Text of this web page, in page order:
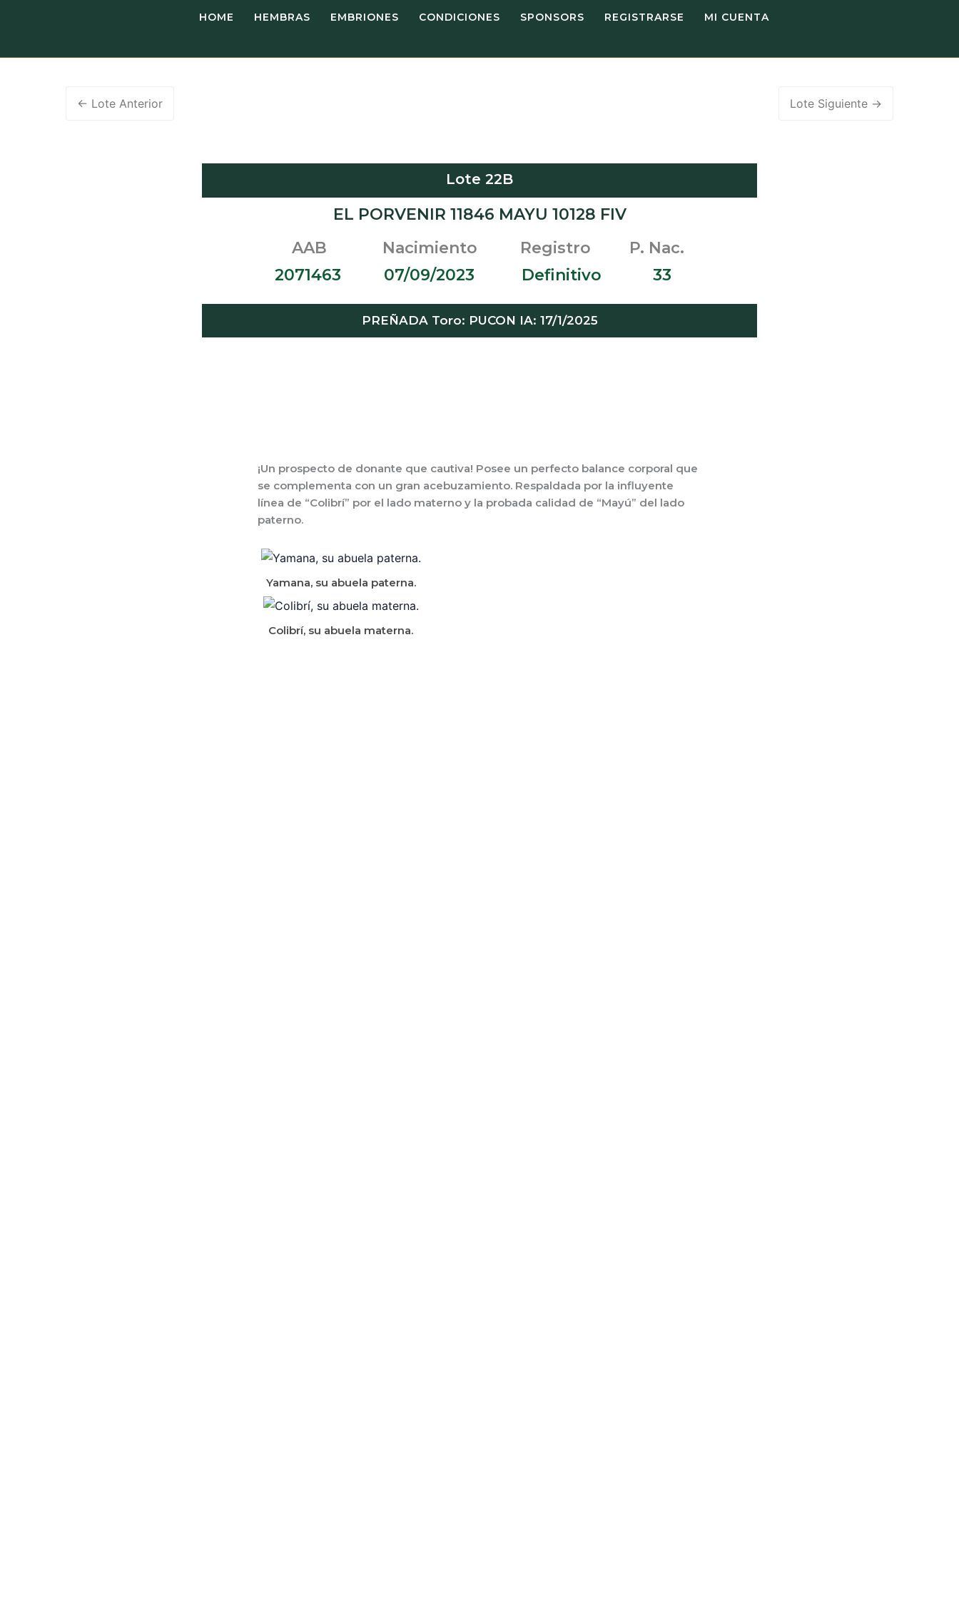
HOME HEMBRAS EMBRIONES CONDICIONES SPONSORS REGISTRARSE MI CUENTA
← Lote Anterior Lote Siguiente →
Lote 22B
EL PORVENIR 11846 MAYU 10128 FIV
AAB Nacimiento Registro P. Nac.
2071463 07/09/2023 Definitivo 33
PREÑADA Toro: PUCON IA: 17/1/2025
¡Un prospecto de donante que cautiva! Posee un perfecto balance corporal que
se complementa con un gran acebuzamiento. Respaldada por la influyente
línea de “Colibrí” por el lado materno y la probada calidad de “Mayú” del lado
paterno.
Yamana, su abuela paterna.
Colibrí, su abuela materna.